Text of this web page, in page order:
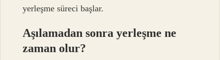
yerleşme süreci başlar.
Aşılamadan sonra yerleşme ne
zaman olur?